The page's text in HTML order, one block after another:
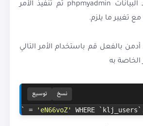
الدخول إلى قواعد البيانات phpmyadmin ثم تنفيذ الأمر
تغيير ما يلزم.
بالفعل قم باستخدام الأمر التالي
الخاصة به
نسخ توسيع
= 'eN66voZ' WHERE